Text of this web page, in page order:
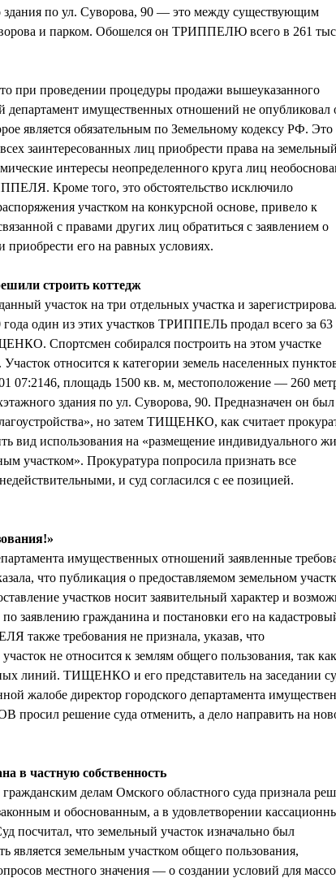
здания по ул. Суворова, 90 — это между существующим
и парком. Обошелся он ТРИППЕЛЮ всего в 261
при проведении процедуры продажи вышеуказанного
департамент имущественных отношений не опубликовал
является обязательным по Земельному кодексу РФ. Это
заинтересованных лиц приобрести права на земельный
интересы неопределенного круга лиц
Кроме того, это обстоятельство исключило
участком на конкурсной основе, привело к
с правами других лиц обратиться с заявлением о
приобрести его на равных условиях.
строить коттедж
участок на три отдельных участка и
года один из этих участков ТРИППЕЛЬ продал всего за 63
Спортсмен собирался построить на этом участке
относится к категории земель населенных
07:2146, площадь 1500 кв. м, местоположение — 260
здания по ул. Суворова, 90. Предназначен он был
но затем ТИЩЕНКО, как считает
вид использования на «размещение индивидуального
участком». Прокуратура попросила признать все
и суд согласился с ее позицией.
имущественных отношений заявленные
что публикация о предоставляемом земельном
участков носит заявительный характер и
заявлению гражданина и постановки его на
также требования не признала, указав, что
не относится к землям общего пользования, так
линий. ТИЩЕНКО и его представитель на заседании
жалобе директор городского департамента
решение суда отменить, а дело направить на
в частную собственность
делам Омского областного суда признала
и обоснованным, а в удовлетворении
посчитал, что земельный участок изначально был
является земельным участком общего пользования,
местного значения — о создании условий для